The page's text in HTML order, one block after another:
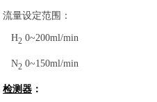
流量设定范围：
H2 0~200ml/min
N2 0~150ml/min
检测器 ：